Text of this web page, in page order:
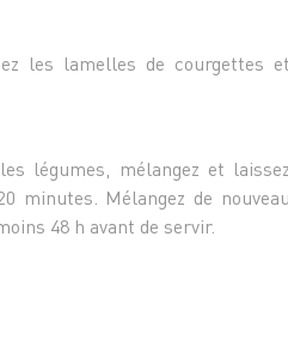
les lamelles de courgettes et
légumes, mélangez et laissez
minutes. Mélangez de nouveau
48 h avant de servir.